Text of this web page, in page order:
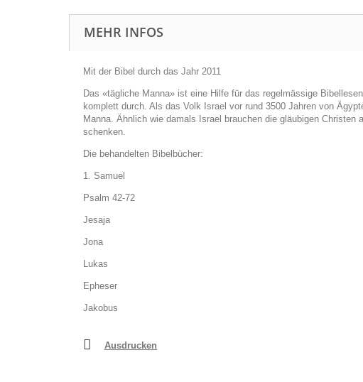
MEHR INFOS
Mit der Bibel durch das Jahr 2011
Das «tägliche Manna» ist eine Hilfe für das regelmässige
komplett durch. Als das Volk Israel vor rund 3500 Jahren von
Manna. Ähnlich wie damals Israel brauchen die gläubigen
schenken.
Die behandelten Bibelbücher:
1. Samuel
Psalm 42-72
Jesaja
Jona
Lukas
Epheser
Jakobus
Ausdrucken